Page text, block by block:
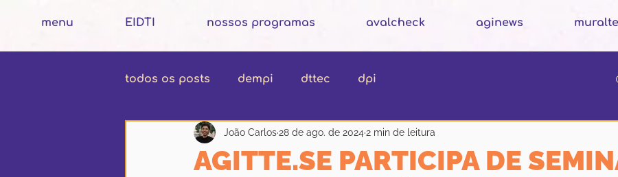
menu EIDTI nossos programas avalcheck aginews
todos os posts dempi dttec dpi
AGITTE.SE PARTICIPA DE
João Carlos28 de ago. de 20242 min de leitura